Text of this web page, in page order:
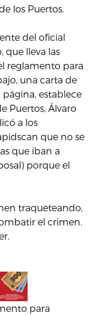
los Puertos.
del oficial
que lleva las
reglamento para
una carta de
establece
Puertos, Álvaro
a los
que no se
que iban a
porque el
traqueteando,
el crimen.
para